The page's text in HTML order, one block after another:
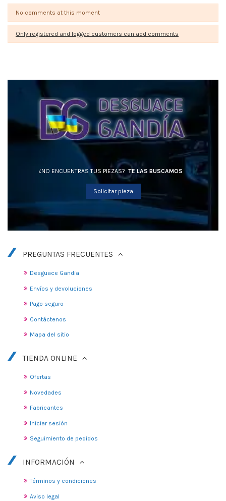
No comments at this moment
Only registered and logged customers can add comments
¿NO ENCUENTRAS TUS PIEZAS? TE LAS BUSCAMOS
Solicitar pieza
PREGUNTAS FRECUENTES
Desguace Gandia
Envíos y devoluciones
Pago seguro
Contáctenos
Mapa del sitio
TIENDA ONLINE
Ofertas
Novedades
Fabricantes
Iniciar sesión
Seguimiento de pedidos
INFORMACIÓN
Términos y condiciones
Aviso legal